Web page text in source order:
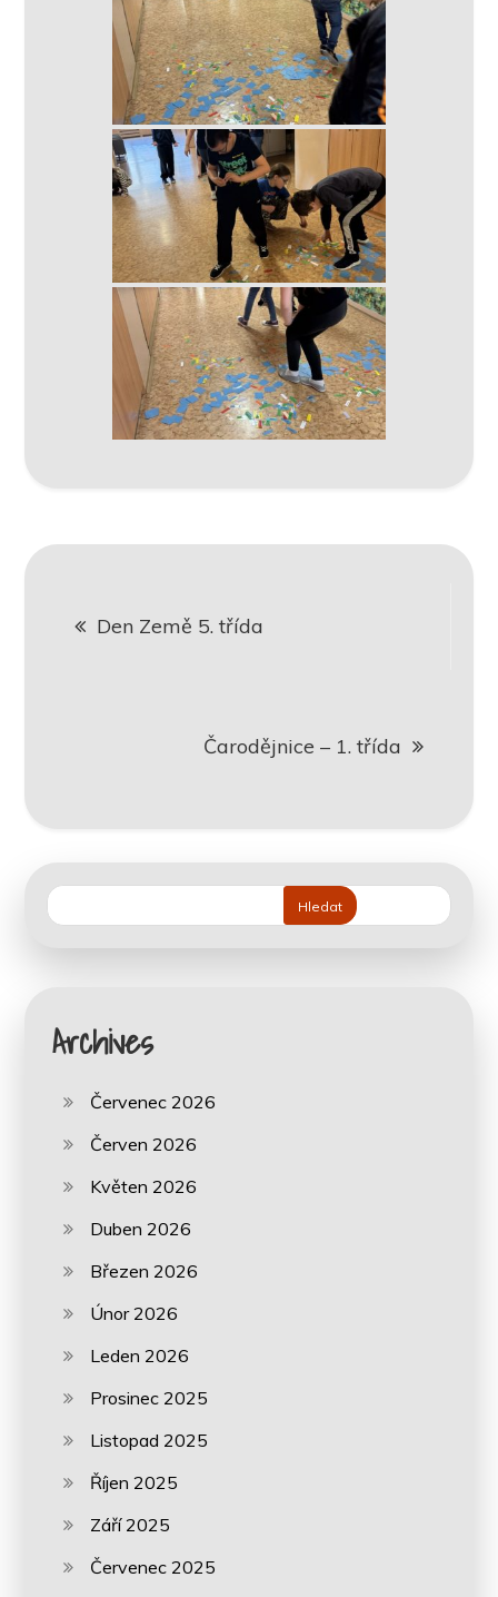
pro
příspěvek
Den Země 5. třída
Čarodějnice – 1. třída
Hledat
Archives
Červenec 2026
Červen 2026
Květen 2026
Duben 2026
Březen 2026
Únor 2026
Leden 2026
Prosinec 2025
Listopad 2025
Říjen 2025
Září 2025
Červenec 2025